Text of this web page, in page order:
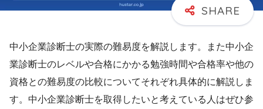
中小企業診断士の実際の難易度を解説します。また中小企
業診断士のレベルや合格にかかる勉強時間や合格率や他の
資格との難易度の比較についてそれぞれ具体的に解説しま
す。中小企業診断士を取得したいと考えている人はぜひ参